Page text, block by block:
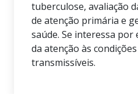
tuberculose, avaliação
de atenção primária e
saúde. Se interessa por
da atenção às
transmissíveis.